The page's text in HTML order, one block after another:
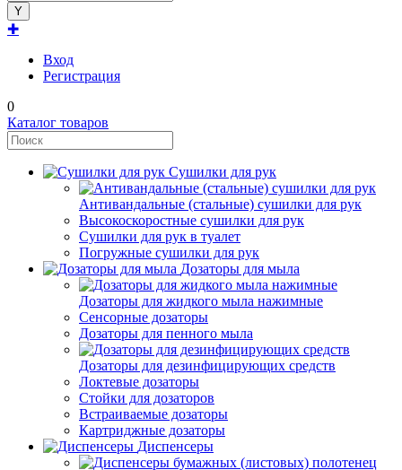
✚
Вход
Регистрация
0
Каталог товаров
Сушилки для рук
Антивандальные (стальные) сушилки для рук
Высокоскоростные сушилки для рук
Сушилки для рук в туалет
Погружные сушилки для рук
Дозаторы для мыла
Дозаторы для жидкого мыла нажимные
Сенсорные дозаторы
Дозаторы для пенного мыла
Дозаторы для дезинфицирующих средств
Локтевые дозаторы
Стойки для дозаторов
Встраиваемые дозаторы
Картриджные дозаторы
Диспенсеры